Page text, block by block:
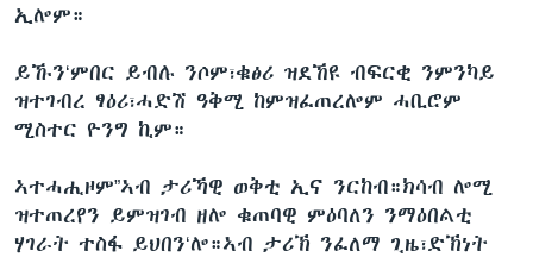
ኢሎም።
ይኹን‘ምበር ይብሉ ንሶም፣ቁፅሪ ዝደኸዩ ብፍርቂ ንምንካይ
ዝተገብረ ፃዕሪ፣ሓድሽ ዓቅሚ ከምዝፈጠረሎም ሓቢሮም
ሚስተር ዮንግ ኪም።
ኣተሓሒዞም”ኣብ ታሪኻዊ ወቅቲ ኢና ንርከብ።ክሳብ ሎሚ
ዝተጠረየን ይምዝገብ ዘሎ ቁጠባዊ ምዕባለን ንማዕበልቲ
ሃገራት ተስፋ ይህበን‘ሎ።ኣብ ታሪኽ ንፈለማ ጊዜ፣ድኽነት